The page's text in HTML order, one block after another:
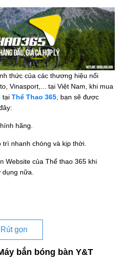
thức của các thương hiệu nổi
Vinasport,... tại Việt Nam, khi mua
tại Thể Thao 365, bạn sẽ được
hãng.
trì nhanh chóng và kịp thời.
Website của Thể thao 365 khi
dụng nữa.
Rút gọn
bắn bóng bàn Y&T